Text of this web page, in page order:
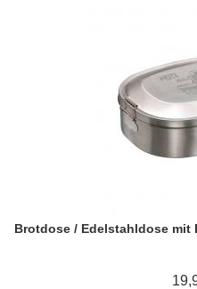
Brotdose / Edelstahldose mit